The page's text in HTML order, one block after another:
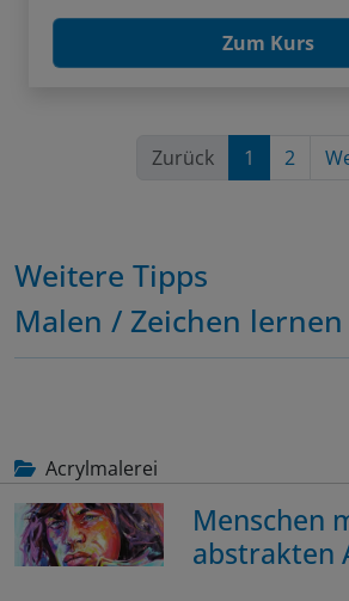
Zum Kurs
Zurück 1 2
Weitere Tipps
Malen / Zeichen lernen
Acrylmalerei
Menschen
abstrakten